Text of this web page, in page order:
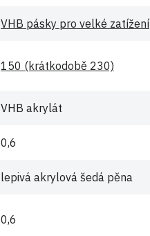
VHB pásky pro velké zatížení
150 (krátkodobě 230)
VHB akrylát
0,6
lepivá akrylová šedá pěna
0,6